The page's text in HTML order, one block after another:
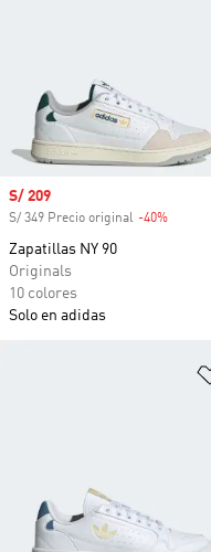
Precio de venta
S/ 209
S/ 349 Precio original -40%
Zapatillas NY 90
Originals
10 colores
Solo en adidas